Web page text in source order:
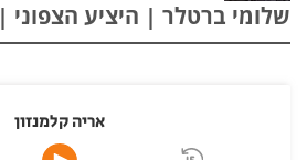
שלומי ברטלר | היציע הצפוני | 18.01.2026
אריה קלמנזון